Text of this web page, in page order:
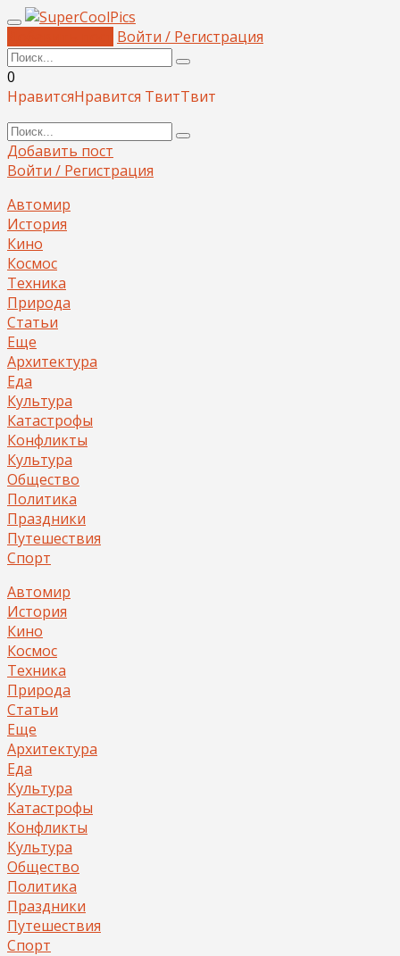
Войти / Регистрация
0
НравитсяНравится ТвитТвит
Добавить пост
Войти / Регистрация
Автомир
История
Кино
Космос
Техника
Природа
Статьи
Еще
Архитектура
Еда
Культура
Катастрофы
Конфликты
Культура
Общество
Политика
Праздники
Путешествия
Спорт
Автомир
История
Кино
Космос
Техника
Природа
Статьи
Еще
Архитектура
Еда
Культура
Катастрофы
Конфликты
Культура
Общество
Политика
Праздники
Путешествия
Спорт